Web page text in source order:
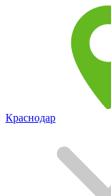
Краснодар